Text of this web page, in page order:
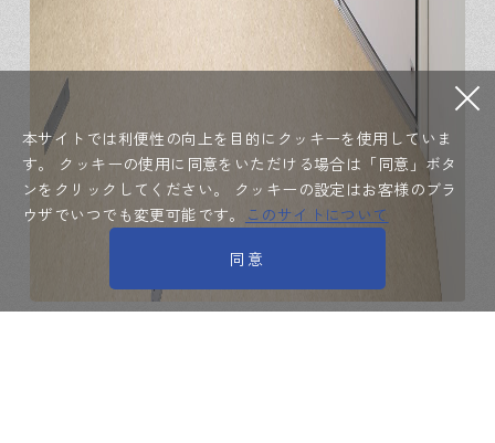
本サイトでは利便性の向上を目的にクッキーを使用していま
す。
クッキーの使用に同意をいただける場合は「同意」ボタ
ンをクリックしてください。
クッキーの設定はお客様のブラ
ウザでいつでも変更可能です。
このサイトについて
同意